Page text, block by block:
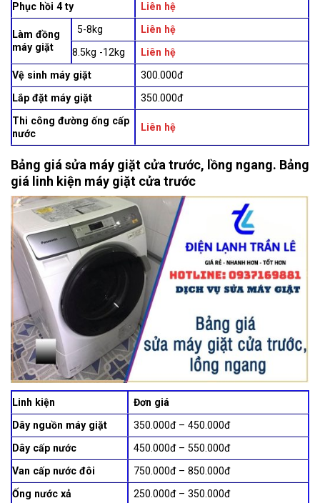
Phục hồi 4 ty
Liên hệ
Làm đồng
máy giặt
5-8kg
Liên hệ
8.5kg -12kg
Liên hệ
Vệ sinh máy giặt
300.000đ
Lắp đặt máy giặt
350.000đ
Thi công đường ống cấp
nước
Liên hệ
Bảng giá sửa máy giặt cửa trước, lồng ngang. Bảng
giá linh kiện máy giặt cửa trước
Linh kiện
Đơn giá
Dây nguồn máy giặt
350.000đ – 450.000đ
Dây cấp nước
450.000đ – 550.000đ
Van cấp nước đôi
750.000đ – 850.000đ
Ống nước xả
250.000đ – 350.000đ